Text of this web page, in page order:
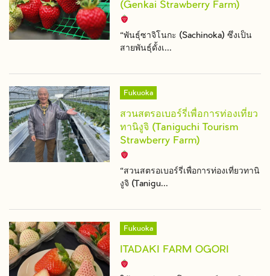
(Genkai Strawberry Farm)
“พันธุ์ซาจิโนกะ (Sachinoka) ซึ่งเป็น
สายพันธุ์ดั้งเ...
Fukuoka
สวนสตรอเบอร์รี่เพื่อการท่องเที่ยว
ทานิงูจิ (Taniguchi Tourism
Strawberry Farm)
“สวนสตรอเบอร์รี่เพื่อการท่องเที่ยวทานิ
งูจิ (Tanigu...
Fukuoka
ITADAKI FARM OGORI